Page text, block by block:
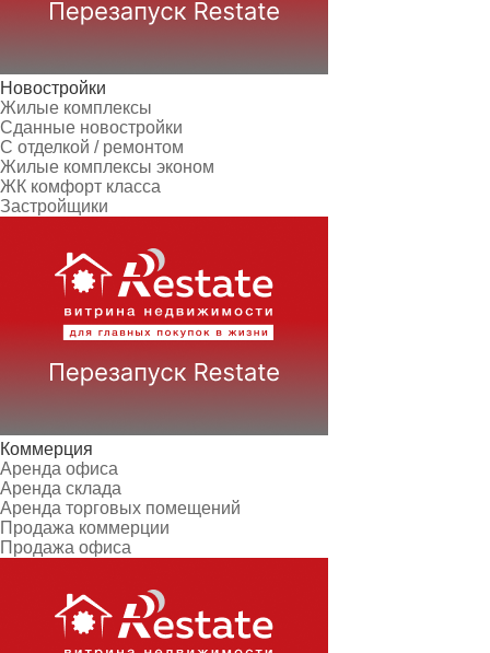
Новостройки
Жилые комплексы
Сданные новостройки
С отделкой / ремонтом
Жилые комплексы эконом
ЖК комфорт класса
Застройщики
Коммерция
Аренда офиса
Аренда склада
Аренда торговых помещений
Продажа коммерции
Продажа офиса